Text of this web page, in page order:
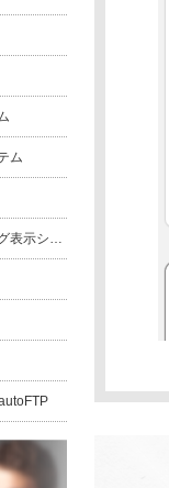
ム
楽天市場版モール内ランキング表示システム